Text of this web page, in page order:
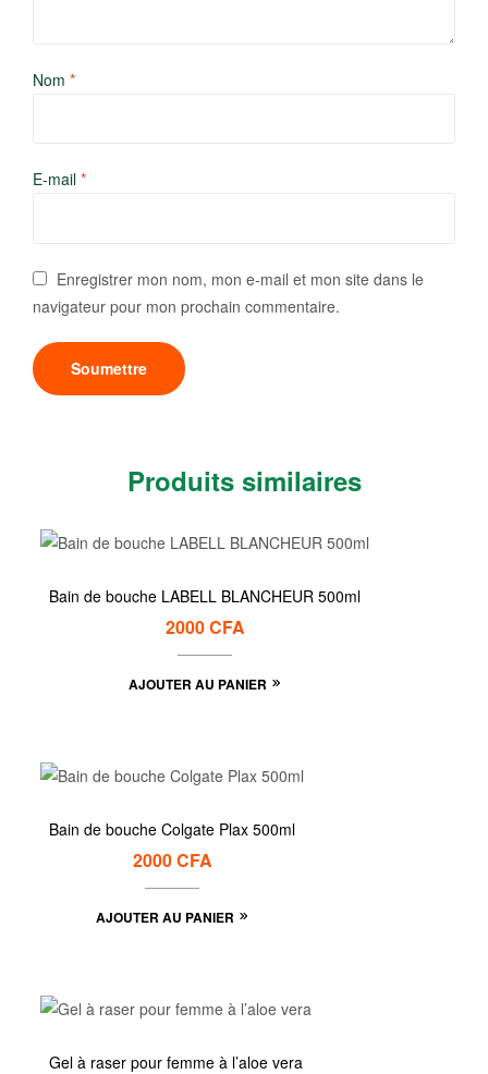
Nom *
E-mail *
Enregistrer mon nom, mon e-mail et mon site dans le
navigateur pour mon prochain commentaire.
Produits similaires
Bain de bouche LABELL BLANCHEUR 500ml
2000CFA
AJOUTER AU PANIER
Bain de bouche Colgate Plax 500ml
2000CFA
AJOUTER AU PANIER
Gel à raser pour femme à l’aloe vera